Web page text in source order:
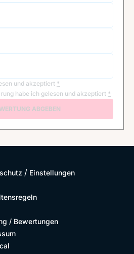
und akzeptiert *
habe ich gelesen und akzeptiert *
ABGEBEN
/ Einstellungen
/ Bewertungen